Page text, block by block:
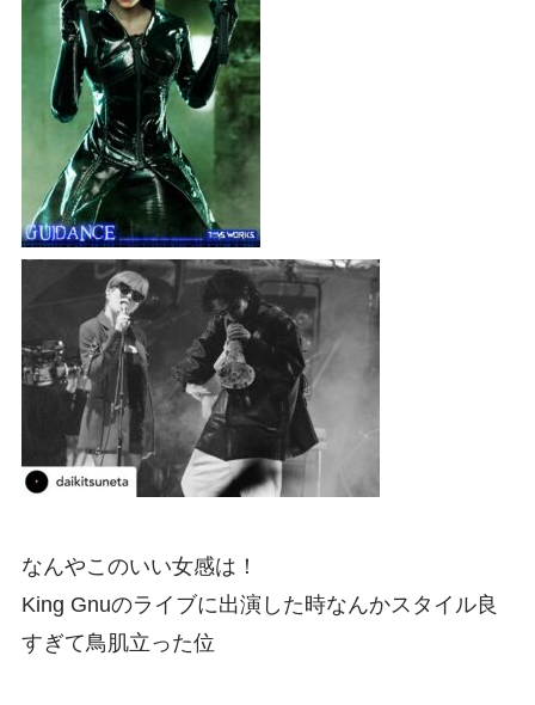
なんやこのいい女感は！
King Gnuのライブに出演した時なんかスタイル良
すぎて鳥肌立った位